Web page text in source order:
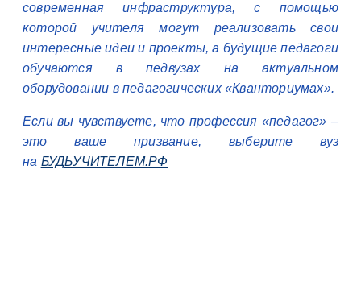
современная инфраструктура, с помощью
которой учителя могут реализовать свои
интересные идеи и проекты, а будущие педагоги
обучаются в педвузах на актуальном
оборудовании в педагогических «Кванториумах».
Если вы чувствуете, что профессия «педагог» –
это ваше призвание, выберите вуз
на БУДЬУЧИТЕЛЕМ.РФ